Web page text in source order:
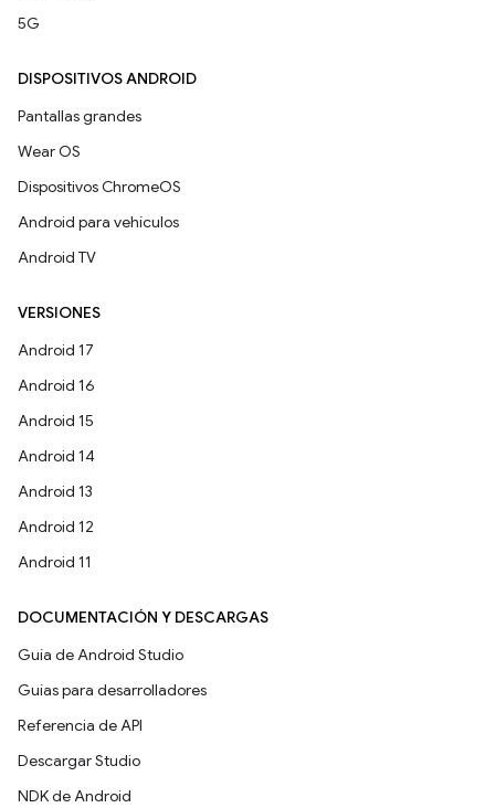
5G
DISPOSITIVOS ANDROID
Pantallas grandes
Wear OS
Dispositivos ChromeOS
Android para vehículos
Android TV
VERSIONES
Android 17
Android 16
Android 15
Android 14
Android 13
Android 12
Android 11
DOCUMENTACIÓN Y DESCARGAS
Guía de Android Studio
Guías para desarrolladores
Referencia de API
Descargar Studio
NDK de Android